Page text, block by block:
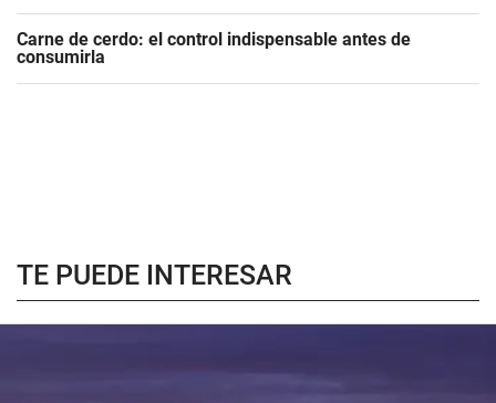
Carne de cerdo: el control indispensable antes de
consumirla
TE PUEDE INTERESAR